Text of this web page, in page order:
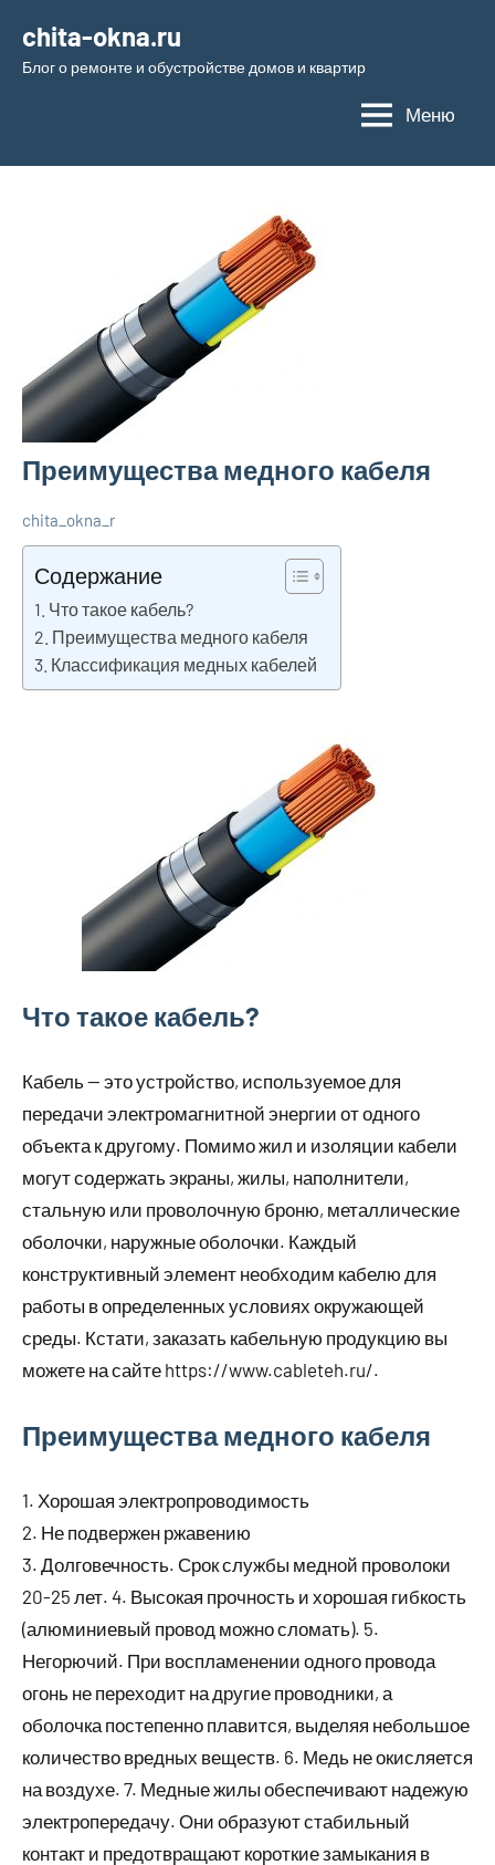
содержимому
chita-okna.ru
Блог о ремонте и обустройстве домов и квартир
Меню
Преимущества медного кабеля
по
ремонту
chita_okna_r
Содержание
Что такое кабель?
Преимущества медного кабеля
Классификация медных кабелей
Что такое кабель?
Кабель — это устройство, используемое для
передачи электромагнитной энергии от одного
объекта к другому. Помимо жил и изоляции кабели
могут содержать экраны, жилы, наполнители,
стальную или проволочную броню, металлические
оболочки, наружные оболочки. Каждый
конструктивный элемент необходим кабелю для
работы в определенных условиях окружающей
среды. Кстати, заказать кабельную продукцию вы
можете на сайте https://www.cableteh.ru/.
Преимущества медного кабеля
1. Хорошая электропроводимость
2. Не подвержен ржавению
3. Долговечность. Срок службы медной проволоки
20-25 лет. 4. Высокая прочность и хорошая гибкость
(алюминиевый провод можно сломать). 5.
Негорючий. При воспламенении одного провода
огонь не переходит на другие проводники, а
оболочка постепенно плавится, выделяя небольшое
количество вредных веществ. 6. Медь не окисляется
на воздухе. 7. Медные жилы обеспечивают надежую
электропередачу. Они образуют стабильный
контакт и предотвращают короткие замыкания в